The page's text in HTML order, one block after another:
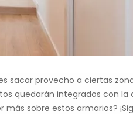
sacar provecho a ciertas
quedarán integrados con
sobre estos armarios?